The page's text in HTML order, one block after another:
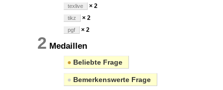
texlive × 2
tikz × 2
pgf × 2
2 Medaillen
● Beliebte Frage
● Bemerkenswerte Frage